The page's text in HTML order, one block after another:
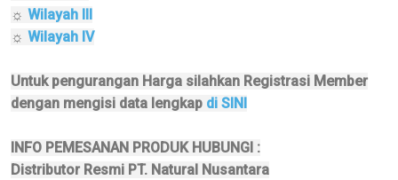
☼ Wilayah III
☼ Wilayah IV
Untuk pengurangan Harga silahkan Registrasi Member
dengan mengisi data lengkap di SINI
INFO PEMESANAN PRODUK HUBUNGI :
Distributor Resmi PT. Natural Nusantara